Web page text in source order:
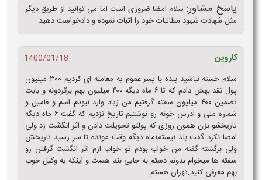
پاسخ مشاور: سلام امضا ضروری است اما می توانید از طریق دیگر
مثل شهادت شهود مطالبات خود را اثبات نموده و دادخواست دهید
کاروین
1400/01/18
سلام خسته نباشید بنده با پسر عموم یه معامله ای کردیم ۳۰۰ میلیون
پول نقد بهش دادم که تا ۶ ماه دیگه ۴۰۰ میلیون بهم برگردونه و بابت
تضمین ۴۰۰ میلیون سفته گرفتیم من زیاد وارد نبودم اسم و فامیل و
شماره ملی و ادرس خونه رو نوشتیم تاریخ نزدیم که گفت ۶ ماه دیگه
تاریخشو بزن همون روزی که پولتو تحویلت دادن و اثر انگشت زد ولی
امضا نکرد گفت بلد نیستم۱ماه دیگه وقت مونده تا سر رسید تاریخش
ولی برگشته گفته من خواب بودم تو خواب ازم اثر انگشت گرفتن رو
سفته ها.میخوام بدونم دستم به جایی بند هست و اینکه یه وکیل خوب
بهم معرفی کنید.تهران هستم